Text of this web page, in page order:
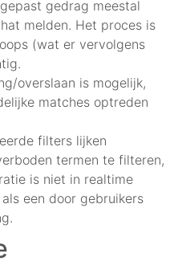
gedrag meestal
melden. Het proces is
(wat er vervolgens
overslaan is mogelijk,
matches optreden
filters lijken
termen te filteren,
is niet in realtime
een door gebruikers